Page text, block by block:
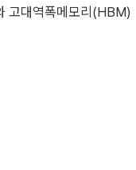
고대역폭메모리(HBM)